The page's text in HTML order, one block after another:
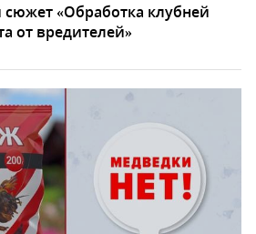
«Обработка клубней
от вредителей»